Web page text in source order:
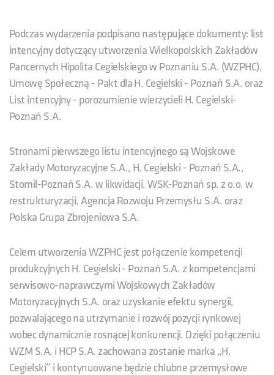
Podczas wydarzenia podpisano następujące dokumenty: list
intencyjny dotyczący utworzenia Wielkopolskich Zakładów
Pancernych Hipolita Cegielskiego w Poznaniu S.A. (WZPHC),
Umowę Społeczną - Pakt dla H. Cegielski - Poznań S.A. oraz
List intencyjny - porozumienie wierzycieli H. Cegielski-
Poznań S.A.
Stronami pierwszego listu intencyjnego są Wojskowe
Zakłady Motoryzacyjne S.A., H. Cegielski - Poznań S.A.,
Stomil-Poznań S.A. w likwidacji, WSK-Poznań sp. z o.o. w
restrukturyzacji, Agencja Rozwoju Przemysłu S.A. oraz
Polska Grupa Zbrojeniowa S.A.
Celem utworzenia WZPHC jest połączenie kompetencji
produkcyjnych H. Cegielski - Poznań S.A. z kompetencjami
serwisowo-naprawczymi Wojskowych Zakładów
Motoryzacyjnych S.A. oraz uzyskanie efektu synergii,
pozwalającego na utrzymanie i rozwój pozycji rynkowej
wobec dynamicznie rosnącej konkurencji. Dzięki połączeniu
WZM S.A. i HCP S.A. zachowana zostanie marka „H.
Cegielski” i kontynuowane będzie chlubne przemysłowe